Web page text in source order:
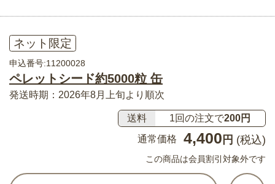
ネット限定
申込番号:11200028
ペレットシード約5000粒 缶
発送時期：2026年8月上旬より順次
送料 1回の注文で200円
通常価格
4,400 円 (税込)
この商品は会員割引対象外です